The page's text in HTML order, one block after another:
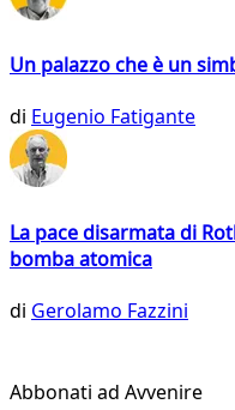
Un palazzo che è un
di Eugenio Fatigante
La pace disarmata di
bomba atomica
di Gerolamo Fazzini
Abbonati ad Avvenire